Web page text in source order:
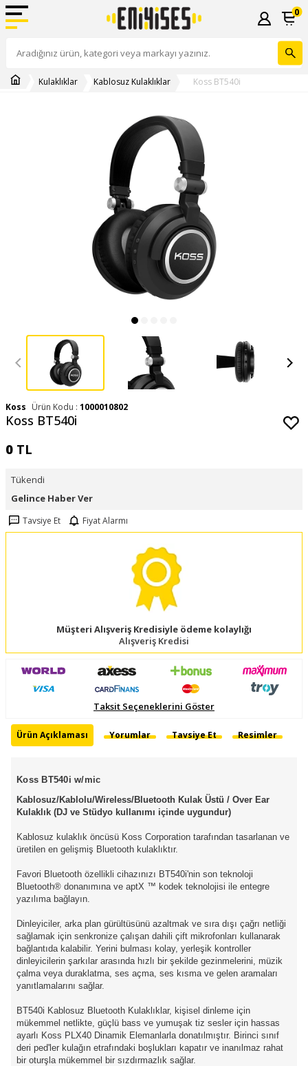
0
Kulaklıklar Kablosuz Kulaklıklar Koss BT540i
Koss Ürün Kodu : 1000010802
Koss BT540i
0 TL
Tükendi
Gelince Haber Ver
Tavsiye Et Fiyat Alarmı
Müşteri Alışveriş Kredisiyle ödeme kolaylığı
Alışveriş Kredisi
Taksit Seçeneklerini Göster
Ürün Açıklaması Yorumlar Tavsiye Et Resimler
Koss BT540i w/mic
Kablosuz/Kablolu/Wireless/Bluetooth Kulak Üstü / Over Ear
Kulaklık (DJ ve Stüdyo kullanımı içinde uygundur)
Kablosuz kulaklık öncüsü Koss Corporation tarafından tasarlanan ve
üretilen en gelişmiş Bluetooth kulaklıktır.
Favori Bluetooth özellikli cihazınızı BT540i'nin son teknoloji
Bluetooth® donanımına ve aptX ™ kodek teknolojisi ile entegre
yazılıma bağlayın.
Dinleyiciler, arka plan gürültüsünü azaltmak ve sıra dışı çağrı netliği
sağlamak için senkronize çalışan dahili çift mikrofonları kullanarak
bağlantıda kalabilir. Yerini bulması kolay, yerleşik kontroller
dinleyicilerin şarkılar arasında hızlı bir şekilde gezinmelerini, müzik
çalma veya duraklatma, ses açma, ses kısma ve gelen aramaları
yanıtlamalarını sağlar.
BT540i Kablosuz Bluetooth Kulaklıklar, kişisel dinleme için
mükemmel netlikte, güçlü bass ve yumuşak tiz sesler için hassas
ayarlı Koss PLX40 Dinamik Elemanlarla donatılmıştır. Birinci sınıf
deri ped'ler kulağın etrafındaki boşlukları kapatır ve inanılmaz rahat
bir oturşla mükemmel bir sızdırmazlık sağlar.